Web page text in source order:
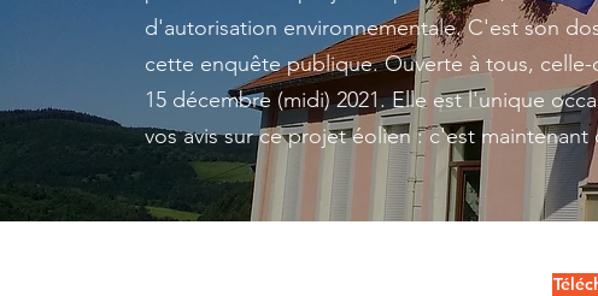
d'autorisation environnementale. C'est son
cette enquête publique.Ouverte à tous, celle-
15 décembre (midi) 2021. Elle est l'unique
vos avis sur ce projet éolien : c'est maintenant